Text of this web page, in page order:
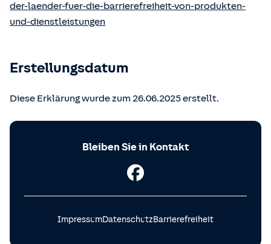
der-laender-fuer-die-barrierefreiheit-von-produkten-
und-dienstleistungen
Erstellungsdatum
Diese Erklärung wurde zum 26.06.2025 erstellt.
Bleiben Sie in Kontakt
ImpressumDatenschutzBarrierefreiheit